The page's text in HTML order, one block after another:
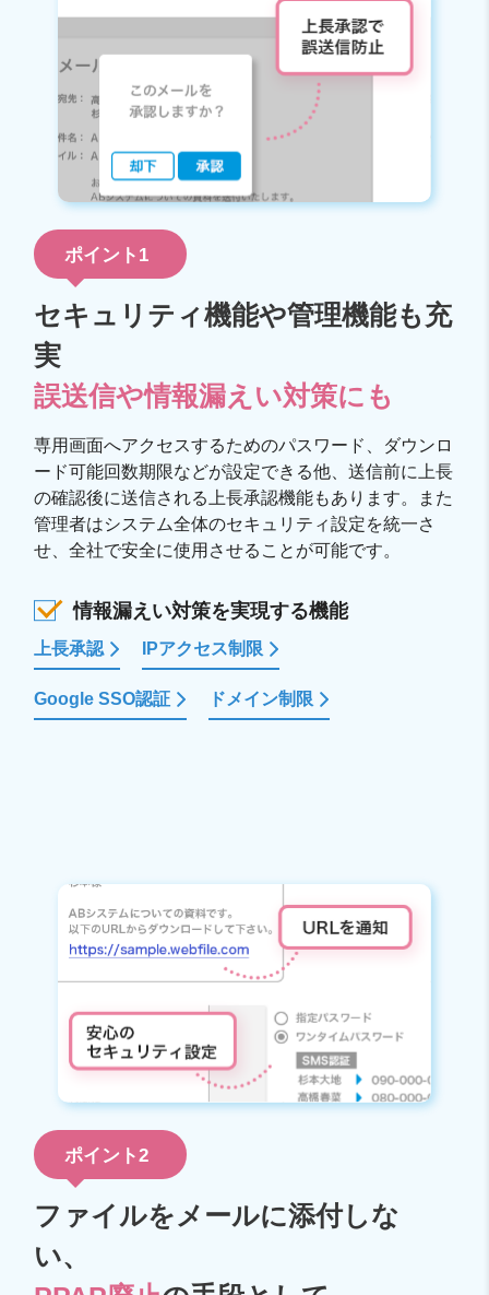
ポイント1
セキュリティ機能や管理機能も充
実
誤送信や情報漏えい対策にも
専用画面へアクセスするためのパスワード、ダウンロ
ード可能回数期限などが設定できる他、送信前に上長
の確認後に送信される上長承認機能もあります。また
管理者はシステム全体のセキュリティ設定を統一さ
せ、全社で安全に使用させることが可能です。
情報漏えい対策を実現する機能
上長承認 IPアクセス制限
Google SSO認証 ドメイン制限
ポイント2
ファイルをメールに添付しな
い、